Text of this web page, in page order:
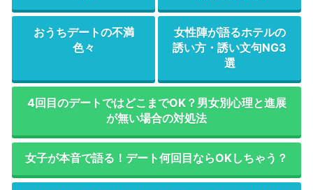
おうちデートの不満
色々
女性陣が語るホテルの
誘い方・誘い文句NG3
選
4回目のデートではどこまでOK？男女別心理と進展
が無い場合の対処法
女子が本音で語る！デート何回目ならOKしちゃう？